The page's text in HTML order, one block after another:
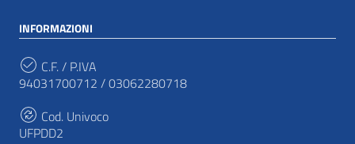
INFORMAZIONI
C.F. / P.IVA
94031700712 / 03062280718
Cod. Univoco
UFPDD2